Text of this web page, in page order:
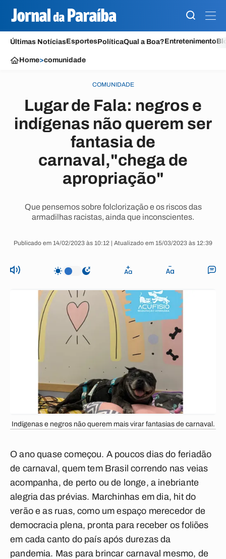
Últimas NotíciasEsportesPolíticaQual a Boa?Entretenimento
Home>comunidade
COMUNIDADE
Lugar de Fala: negros e
indígenas não querem ser
fantasia de
carnaval,"chega de
apropriação"
Que pensemos sobre folclorização e os riscos das
armadilhas racistas, ainda que inconscientes.
Publicado em 14/02/2023 às 10:12 | Atualizado em 15/03/2023 às 12:39
Indígenas e negros não querem mais virar fantasias de carnaval.
O ano quase começou. A poucos dias do feriadão
de carnaval, quem tem Brasil correndo nas veias
acompanha, de perto ou de longe, a inebriante
alegria das prévias. Marchinhas em dia, hit do
verão e as ruas, como um espaço merecedor de
democracia plena, pronta para receber os foliões
em cada canto do país após durezas da
pandemia. Mas para brincar carnaval mesmo, de